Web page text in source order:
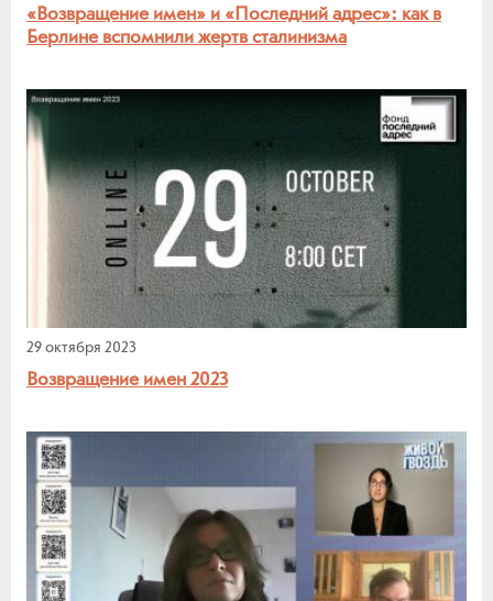
«Возвращение имен» и «Последний адрес»: как в
Берлине вспомнили жертв сталинизма
29 октября 2023
Возвращение имен 2023